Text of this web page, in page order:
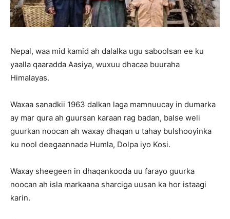
Nepal, waa mid kamid ah dalalka ugu saboolsan ee ku
yaalla qaaradda Aasiya, wuxuu dhacaa buuraha
Himalayas.
Waxaa sanadkii 1963 dalkan laga mamnuucay in dumarka
ay mar qura ah guursan karaan rag badan, balse weli
guurkan noocan ah waxay dhaqan u tahay bulshooyinka
ku nool deegaannada Humla, Dolpa iyo Kosi.
Waxay sheegeen in dhaqankooda uu farayo guurka
noocan ah isla markaana sharciga uusan ka hor istaagi
karin.